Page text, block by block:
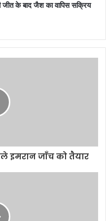
जीत के बाद जैश का वापिस सक्रिय
इमरान जाँच को तैयार